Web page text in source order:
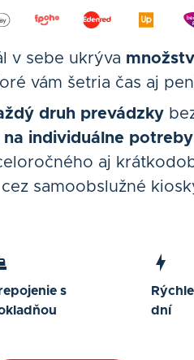
v sebe ukrýva
vám šetria čas aj
druh prevádzky
individuálne
aj
samoobslužné
s
dní